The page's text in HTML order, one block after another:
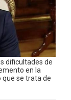
dificultades de
en la
que se trata de